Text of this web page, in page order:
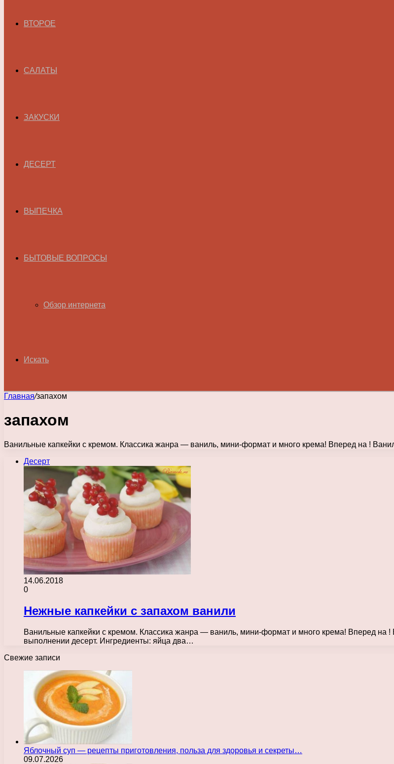
ВТОРОЕ
САЛАТЫ
ЗАКУСКИ
ДЕСЕРТ
ВЫПЕЧКА
БЫТОВЫЕ ВОПРОСЫ
Обзор интернета
Искать
Главная/запахом
запахом
Ванильные капкейки с кремом. Классика жанра — ваниль, мини-формат и много крема! Вперед на !
Десерт
14.06.2018
0
Нежные капкейки с запахом ванили
Ванильные капкейки с кремом. Классика жанра — ваниль, мини-формат и много крема! Вперед
выполнении десерт. Ингредиенты: яйца два…
Свежие записи
Яблочный суп — рецепты приготовления, польза для здоровья и секреты…
09.07.2026